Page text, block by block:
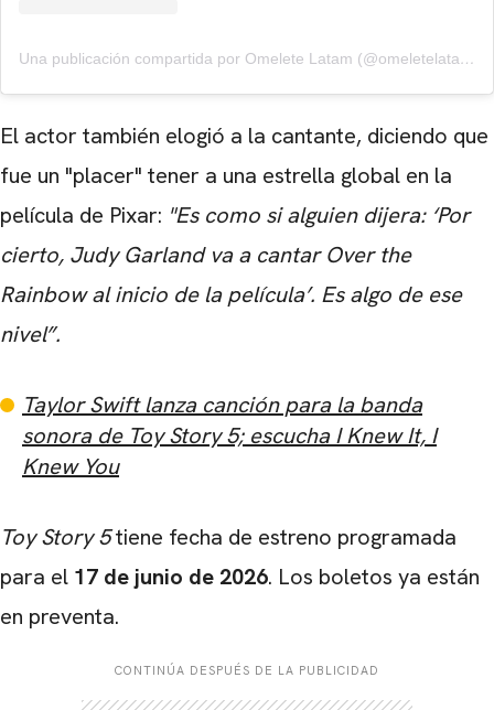
Una publicación compartida por Omelete Latam (@omeletelatam)
El actor también elogió a la cantante, diciendo que
fue un "placer" tener a una estrella global en la
película de Pixar: "Es como si alguien dijera: ‘Por
cierto, Judy Garland va a cantar Over the
Rainbow al inicio de la película’. Es algo de ese
nivel”.
Taylor Swift lanza canción para la banda
sonora de Toy Story 5; escucha I Knew It, I
Knew You
Toy Story 5tiene fecha de estreno programada
para el 17 de junio de 2026. Los boletos ya están
en preventa.
CONTINÚA DESPUÉS DE LA PUBLICIDAD